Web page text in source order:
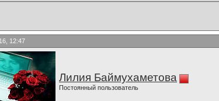
12:47
Лилия Баймухаметова
Постоянный пользователь